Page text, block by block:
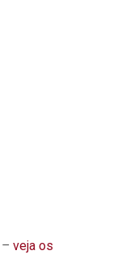
–veja os